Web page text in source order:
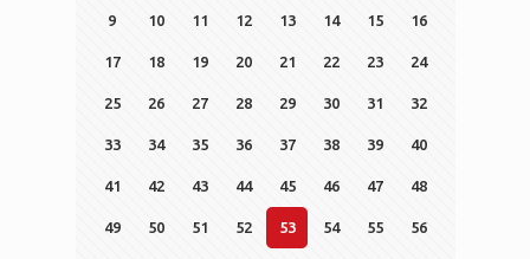
9 10 11 12 13 14 15 16
17 18 19 20 21 22 23 24
25 26 27 28 29 30 31 32
33 34 35 36 37 38 39 40
41 42 43 44 45 46 47 48
49 50 51 52 53 54 55 56